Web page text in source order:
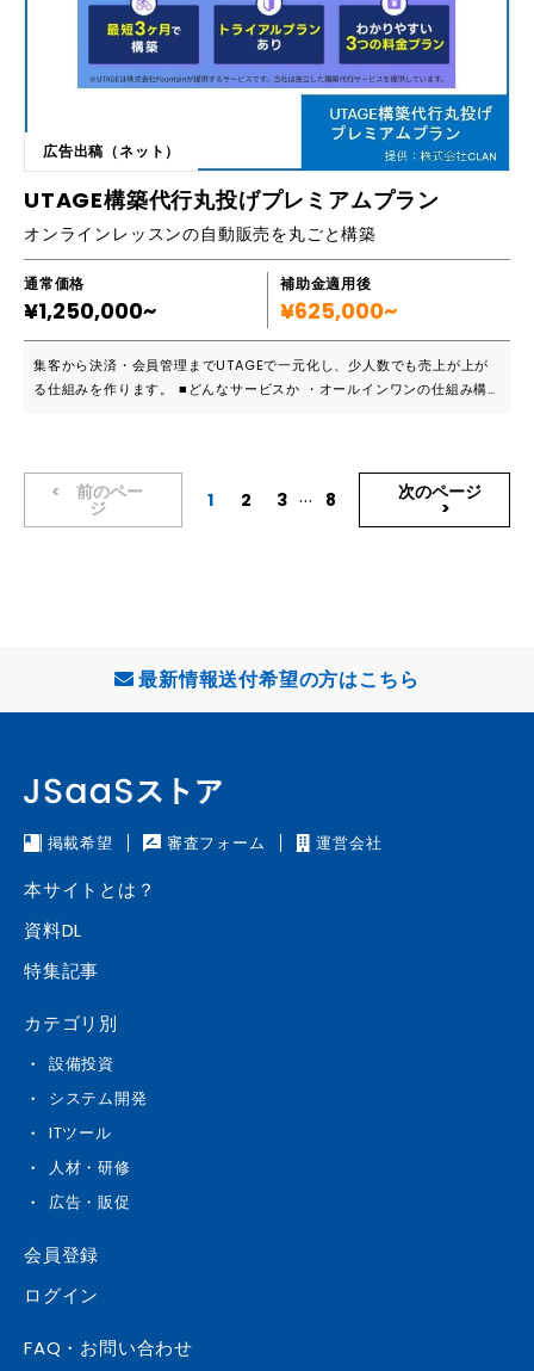
ントをリードして調べ、目的に沿って考え、提案することで『伝わるサイ
ト』を実現します。 ■導入実績など https://www.webmasters.co.jp/
works/ ■主要機能一覧 ①企画設計コンサルティング ・クライアント理
解（ビジネス、ターゲット） ・競合調査 ・基本的なSEO戦略（集客） ・
コンテンツ構成設計 ・オーダーメイドデザイン ②お客様フォロー ・サイ
トの仕組みや役割の解説 ・制作時に必要な情報の解説 ・運営時に向けた
体制づくりの解説 ・制作手順やコンテンツ設計に基づいたご準備の支援
・更新作業研修と作業手順書 ③ページ制作（コーディング） ・共通部分
テンプレート化 ・トップページ（3枚程度の画像切り替え設置可能） ・
下層ページ ・基本的なSEO対策（キーワード） ・アクセス分析ツール
（Google Analytics）の設置 ④システム・プログラミング ・ドメイン
取得 ・サーバ提供 ・問い合わせフォーム（最大10項目。特殊なカスタマ
イズが必要な項目は別途見積） ⑤サーバ環境 ・ドメイン管理（新規取得
もOK） ・サーバ利用1年間 ・無料SSL
広告出稿（ネット）
UTAGE構築代行丸投げプレミアムプラン
オンラインレッスンの自動販売を丸ごと構築
通常価格
¥1,250,000~
補助金適用後
¥625,000~
集客から決済・会員管理までUTAGEで一元化し、少人数でも売上が上が
る仕組みを作ります。 ■どんなサービスか ・オールインワンの仕組み構
ンディングページ）制作、LINE公式アカウント連携、ステップ配信、決済
システム、そして受講生専用の会員サイトまで、必要な機能をすべて連結
させた状態で納品します。 ・完全自動化の実現：申込から支払い、その
化が可能です。 ・戦略的なファネル設計：単にツールを設定するだけで
た知見に基づくアドバイスを提供。運用開始後の成果までを見据えたトー
績：講師、コンサルタント、士業、スクール運営者を中心に、スモールビ
スの成長支援：社員数5〜30名規模の企業や1人社長の事業者において、
完結するようになった」といった業務効率化の事例が続出しています。
・自動化による売上アップ：複雑なステップ配信やセグメント管理を導入
したことで、見込み客一人ひとりに最適なアプローチが可能となり、成約
前のペー
ジ 1 2 3 ... 8 次のページ
最新情報送付希望の方はこちら
掲載希望 審査フォーム 運営会社
本サイトとは？
資料DL
特集記事
カテゴリ別
設備投資
システム開発
ITツール
人材・研修
広告・販促
会員登録
ログイン
FAQ・お問い合わせ